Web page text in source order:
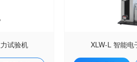
试验机 XLW-L 智能电